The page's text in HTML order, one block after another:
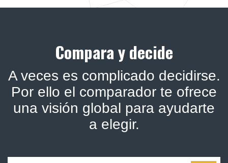
Compara y decide
A veces es complicado decidirse.
Por ello el comparador te ofrece
una visión global para ayudarte
a elegir.